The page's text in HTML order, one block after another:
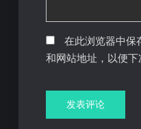
在此浏览器中保
和网站地址，以便下